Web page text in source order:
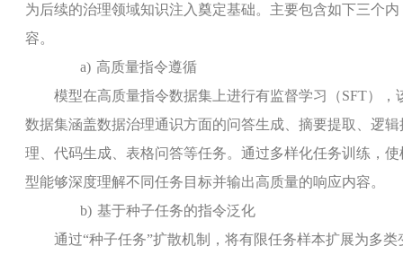
为后续的治理领域知识注入奠定基础。主要包含如下三个内
容。
a) 高质量指令遵循
模型在高质量指令数据集上进行有监督学习（SFT），
数据集涵盖数据治理通识方面的问答生成、摘要提取、逻辑
理、代码生成、表格问答等任务。通过多样化任务训练，使
型能够深度理解不同任务目标并输出高质量的响应内容。
b) 基于种子任务的指令泛化
通过“种子任务”扩散机制，将有限任务样本扩展为多类